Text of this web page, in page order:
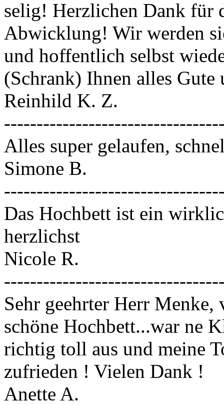
selig! Herzlichen Dank für
Abwicklung! Wir werden
und hoffentlich selbst
(Schrank) Ihnen alles Gute
Reinhild K. Z.
Alles super gelaufen,
Simone B.
Das Hochbett ist ein
herzlichst
Nicole R.
Sehr geehrter Herr
schöne Hochbett...war ne
richtig toll aus und meine
zufrieden ! Vielen Dank !
Anette A.